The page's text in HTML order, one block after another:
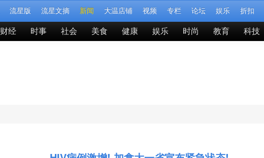
流星版 流星文摘 新闻 大温店铺 视频 专栏 论坛 娱乐 折扣
财经 时事 社会 美食 健康 娱乐 时尚 教育 科技